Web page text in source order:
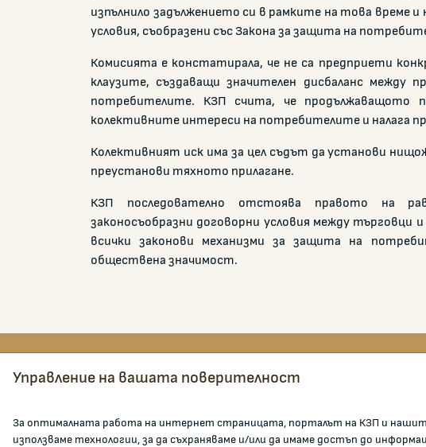
изпълнило задължението си в рамките на това време
условия, съобразени със Закона за защита на
Комисията е констатирала, че не са предприети
клаузите, създаващи значителен дисбаланс между
потребителите. КЗП счита, че продължаващото
колективните интереси на потребителите и налага
Колективният иск има за цел съдът да установи
преустанови тяхното прилагане.
КЗП последователно отстоява правото на
законосъобразни договорни условия между търговци
всички законови механизми за защита на
обществена значимост.
ул. Врабча 1, етажи 3-5, София 1000
За КЗП
Управление на вашата поверителност
За оптималната работа на интернет страницата, порталът на КЗП и
използваме технологии, за да съхраняваме и/или да имаме достъп до